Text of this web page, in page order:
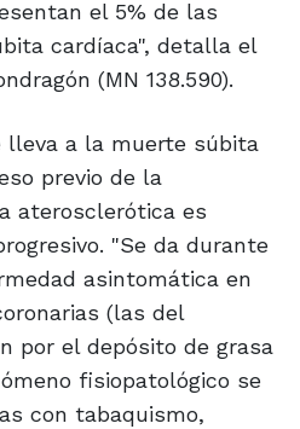
el 5% de las
cardíaca", detalla el
(MN 138.590).
lleva a la muerte súbita
previo de la
aterosclerótica es
"Se da durante
asintomática en
(las del
por el depósito de grasa
fisiopatológico se
con tabaquismo,